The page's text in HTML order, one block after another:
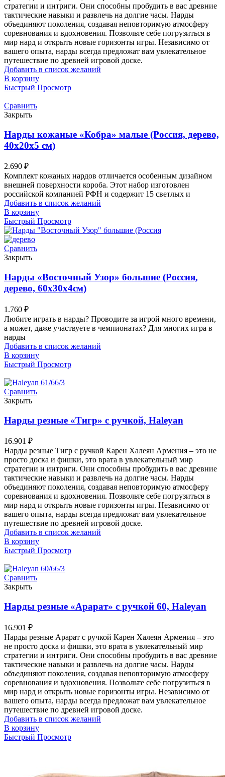
стратегии и интриги. Они способны пробудить в вас древние
тактические навыки и развлечь на долгие часы. Нарды
объединяют поколения, создавая неповторимую атмосферу
соревнования и вдохновения. Позвольте себе погрузиться в
мир нард и открыть новые горизонты игры. Независимо от
вашего опыта, нарды всегда предложат вам увлекательное
путешествие по древней игровой доске.
Добавить в список желаний
В корзину
Быстрый Просмотр
Сравнить
Закрыть
Нарды кожаные «Кобра» малые (Россия, дерево,
40х20х5 см)
2.690 ₽
Комплект кожаных нардов отличается особенным дизайном
внешней поверхности короба. Этот набор изготовлен
российской компанией РФН и содержит 15 светлых и
Добавить в список желаний
В корзину
Быстрый Просмотр
Сравнить
Закрыть
Нарды «Восточный Узор» большие (Россия,
дерево, 60х30х4см)
1.760 ₽
Любите играть в нарды? Проводите за игрой много времени,
а может, даже участвуете в чемпионатах? Для многих игра в
нарды
Добавить в список желаний
В корзину
Быстрый Просмотр
Сравнить
Закрыть
Нарды резные «Тигр» с ручкой, Haleyan
16.901 ₽
Нарды резные Тигр с ручкой Карен Халеян Армения – это не
просто доска и фишки, это врата в увлекательный мир
стратегии и интриги. Они способны пробудить в вас древние
тактические навыки и развлечь на долгие часы. Нарды
объединяют поколения, создавая неповторимую атмосферу
соревнования и вдохновения. Позвольте себе погрузиться в
мир нард и открыть новые горизонты игры. Независимо от
вашего опыта, нарды всегда предложат вам увлекательное
путешествие по древней игровой доске.
Добавить в список желаний
В корзину
Быстрый Просмотр
Сравнить
Закрыть
Нарды резные «Арарат» с ручкой 60, Haleyan
16.901 ₽
Нарды резные Арарат с ручкой Карен Халеян Армения – это
не просто доска и фишки, это врата в увлекательный мир
стратегии и интриги. Они способны пробудить в вас древние
тактические навыки и развлечь на долгие часы. Нарды
объединяют поколения, создавая неповторимую атмосферу
соревнования и вдохновения. Позвольте себе погрузиться в
мир нард и открыть новые горизонты игры. Независимо от
вашего опыта, нарды всегда предложат вам увлекательное
путешествие по древней игровой доске.
Добавить в список желаний
В корзину
Быстрый Просмотр